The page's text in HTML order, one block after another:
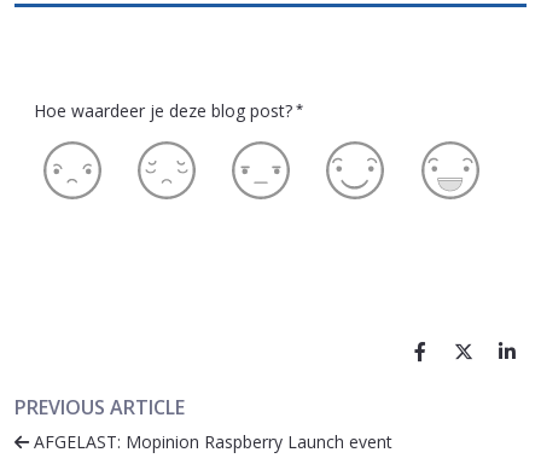
Hoe waardeer je deze blog post? *
PREVIOUS ARTICLE
AFGELAST: Mopinion Raspberry Launch event